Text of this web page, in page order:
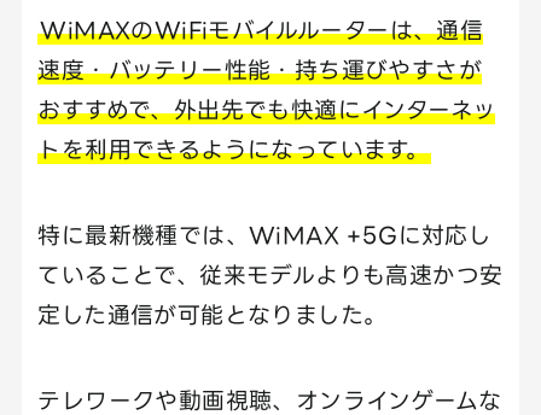
WiMAXのWiFiモバイルルーターは、通信
速度・バッテリー性能・持ち運びやすさが
おすすめで、外出先でも快適にインターネッ
トを利用できるようになっています。
特に最新機種では、WiMAX +5Gに対応し
ていることで、従来モデルよりも高速かつ安
定した通信が可能となりました。
テレワークや動画視聴、オンラインゲームな